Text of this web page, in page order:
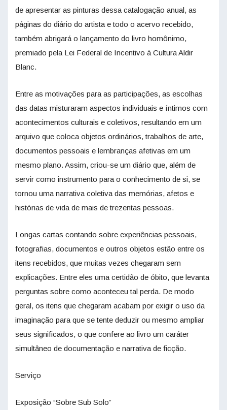
de apresentar as pinturas dessa catalogação anual, as
páginas do diário do artista e todo o acervo recebido,
também abrigará o lançamento do livro homônimo,
premiado pela Lei Federal de Incentivo à Cultura Aldir
Blanc.
Entre as motivações para as participações, as escolhas
das datas misturaram aspectos individuais e íntimos com
acontecimentos culturais e coletivos, resultando em um
arquivo que coloca objetos ordinários, trabalhos de arte,
documentos pessoais e lembranças afetivas em um
mesmo plano. Assim, criou-se um diário que, além de
servir como instrumento para o conhecimento de si, se
tornou uma narrativa coletiva das memórias, afetos e
histórias de vida de mais de trezentas pessoas.
Longas cartas contando sobre experiências pessoais,
fotografias, documentos e outros objetos estão entre os
itens recebidos, que muitas vezes chegaram sem
explicações. Entre eles uma certidão de óbito, que levanta
perguntas sobre como aconteceu tal perda. De modo
geral, os itens que chegaram acabam por exigir o uso da
imaginação para que se tente deduzir ou mesmo ampliar
seus significados, o que confere ao livro um caráter
simultâneo de documentação e narrativa de ficção.
Serviço
Exposição “Sobre Sub Solo”